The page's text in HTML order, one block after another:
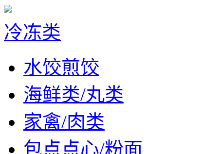
冷冻类
水饺煎饺
海鲜类/丸类
家禽/肉类
包点点心/粉面